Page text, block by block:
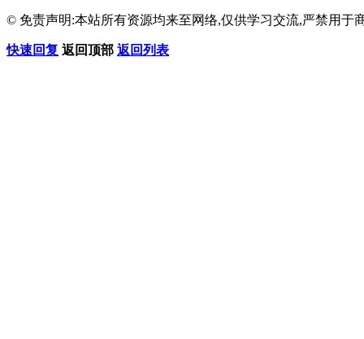
© 免责声明:本站所有资源均来至网络,仅供学习交流,严禁用于
快速回复 返回顶部 返回列表